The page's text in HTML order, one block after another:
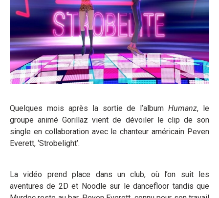
Quelques mois après la sortie de l’albumHumanz, le
groupe animé Gorillaz vient de dévoiler le clip de son
single en collaboration avec le chanteur américain Peven
Everett, ‘Strobelight’.
La vidéo prend place dans un club, où l’on suit les
aventures de 2D et Noodle sur le dancefloor tandis que